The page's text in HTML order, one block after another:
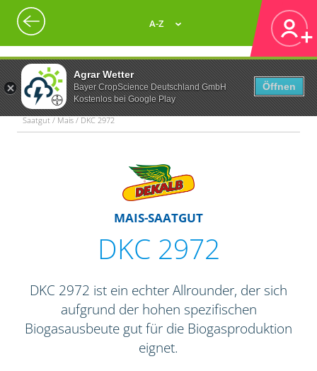
Agrar Wetter
Bayer CropScience Deutschland GmbH
Kostenlos bei Google Play
Öffnen
A-Z
Saatgut / Mais / DKC 2972
MAIS-SAATGUT
DKC 2972
DKC 2972 ist ein echter Allrounder, der sich
aufgrund der hohen spezifischen
Biogasausbeute gut für die Biogasproduktion
eignet.